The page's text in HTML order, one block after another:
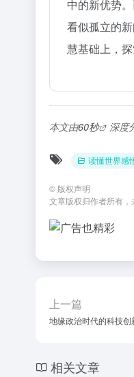
中的新优势
看似孤立的
慧基础上，
本文由60秒 深度
读懂世界感
© 版权声明
文章版权归作者所有，
上一篇
地缘政治时代的科技
相关文章